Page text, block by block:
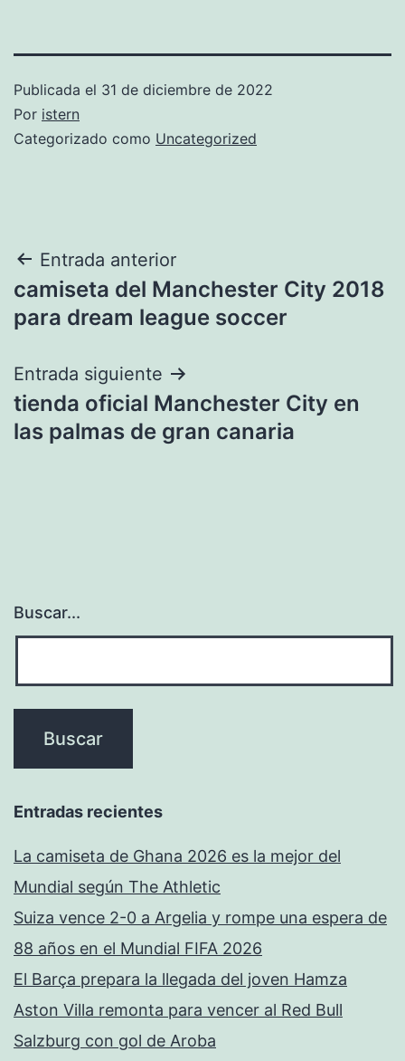
Publicada el 31 de diciembre de 2022
Por istern
Categorizado como Uncategorized
Navegación
de
Entrada anterior
camiseta del Manchester City 2018
para dream league soccer
Entrada siguiente
tienda oficial Manchester City en
las palmas de gran canaria
Buscar...
Entradas recientes
La camiseta de Ghana 2026 es la mejor del
Mundial según The Athletic
Suiza vence 2-0 a Argelia y rompe una espera de
88 años en el Mundial FIFA 2026
El Barça prepara la llegada del joven Hamza
Aston Villa remonta para vencer al Red Bull
Salzburg con gol de Aroba